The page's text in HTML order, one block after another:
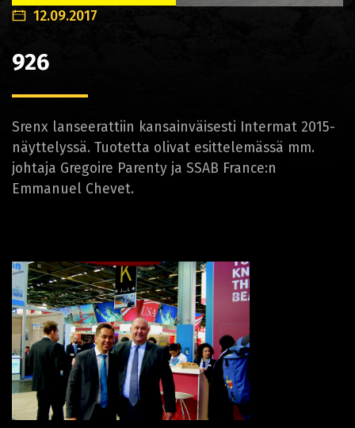
12.09.2017
926
Srenx lanseerattiin kansainväisesti Intermat 2015-
näyttelyssä. Tuotetta olivat esittelemässä mm.
johtaja Gregoire Parenty ja SSAB France:n
Emmanuel Chevet.